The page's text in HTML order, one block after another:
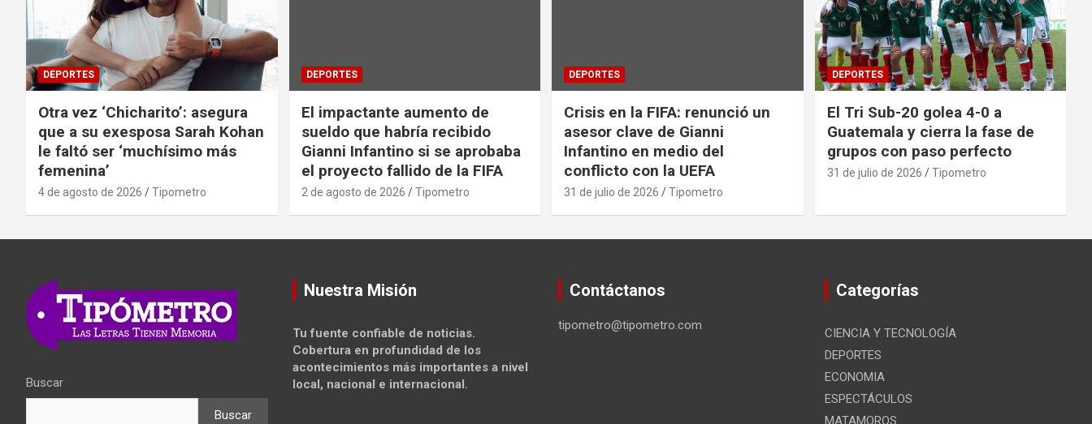
DEPORTES
Otra vez ‘Chicharito’: asegura
que a su exesposa Sarah Kohan
le faltó ser ‘muchísimo más
femenina’
4 de agosto de 2026 Tipometro
DEPORTES
El impactante aumento de
sueldo que habría recibido
Gianni Infantino si se aprobaba
el proyecto fallido de la FIFA
2 de agosto de 2026 Tipometro
DEPORTES
Crisis en la FIFA: renunció un
asesor clave de Gianni
Infantino en medio del
conflicto con la UEFA
31 de julio de 2026 Tipometro
DEPORTES
El Tri Sub-20 golea 4-0 a
Guatemala y cierra la fase de
grupos con paso perfecto
31 de julio de 2026 Tipometro
Buscar
Buscar
Nuestra Misión
Tu fuente confiable de noticias.
Cobertura en profundidad de los
acontecimientos más importantes a nivel
local, nacional e internacional.
Contáctanos
tipometro@tipometro.com
Categorías
CIENCIA Y TECNOLOGÍA
DEPORTES
ECONOMIA
ESPECTÁCULOS
MATAMOROS